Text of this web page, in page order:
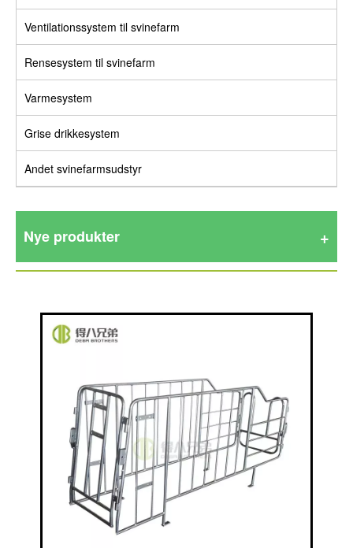
Ventilationssystem til svinefarm
Rensesystem til svinefarm
Varmesystem
Grise drikkesystem
Andet svinefarmsudstyr
Nye produkter